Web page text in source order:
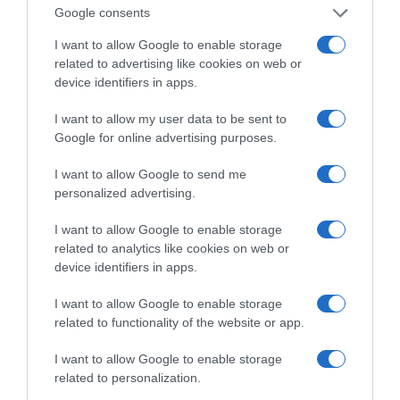
Google consents
I want to allow Google to enable storage
related to advertising like cookies on web or
device identifiers in apps.
I want to allow my user data to be sent to
Google for online advertising purposes.
I want to allow Google to send me
personalized advertising.
I want to allow Google to enable storage
related to analytics like cookies on web or
device identifiers in apps.
I want to allow Google to enable storage
related to functionality of the website or app.
I want to allow Google to enable storage
related to personalization.